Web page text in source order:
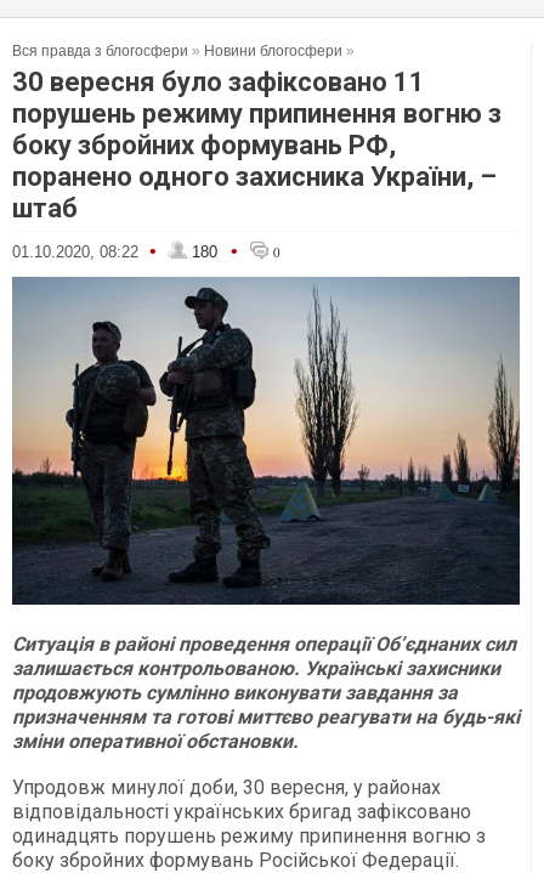
Вся правда з блогосфери » Новини блогосфери »
30 вересня було зафіксовано 11
порушень режиму припинення вогню з
боку збройних формувань РФ,
поранено одного захисника України, –
штаб
01.10.2020, 08:22 • 180 • 0
Ситуація в районі проведення операції Об’єднаних сил
залишається контрольованою. Українські захисники
продовжують сумлінно виконувати завдання за
призначенням та готові миттєво реагувати на будь-які
зміни оперативної обстановки.
Упродовж минулої доби, 30 вересня, у районах
відповідальності українських бригад зафіксовано
одинадцять порушень режиму припинення вогню з
боку збройних формувань Російської Федерації.